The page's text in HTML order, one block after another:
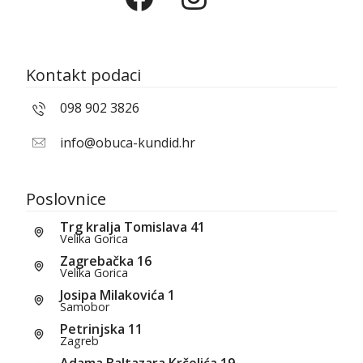
Kontakt podaci
098 902 3826
info@obuca-kundid.hr
Poslovnice
Trg kralja Tomislava 41
Velika Gorica
Zagrebačka 16
Velika Gorica
Josipa Milakovića 1
Samobor
Petrinjska 11
Zagreb